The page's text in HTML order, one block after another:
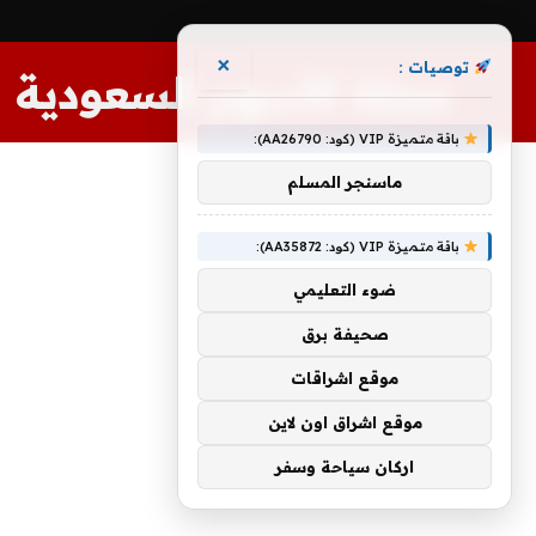
مجلة الأسهم السعودية
توصيات : ×
باقة متميزة VIP (كود: AA26790):
ماسنجر المسلم
باقة متميزة VIP (كود: AA35872):
ضوء التعليمي
صحيفة برق
موقع اشراقات
موقع اشراق اون لاين
اركان سياحة وسفر